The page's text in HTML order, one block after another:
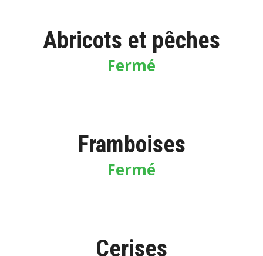
Abricots et pêches
Fermé
Framboises
Fermé
Cerises